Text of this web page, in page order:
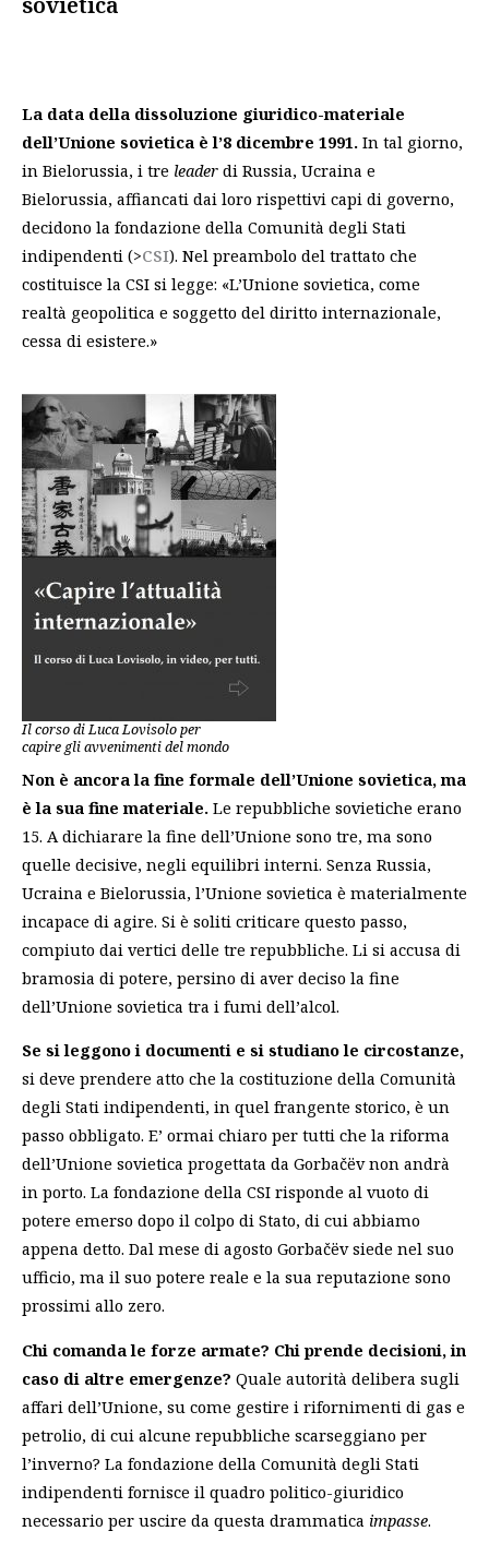
La data della dissoluzione giuridico-materiale
dell’Unione sovietica è l’8 dicembre 1991. In tal giorno,
in Bielorussia, i tre leader di Russia, Ucraina e
Bielorussia, affiancati dai loro rispettivi capi di governo,
decidono la fondazione della Comunità degli Stati
indipendenti (>CSI). Nel preambolo del trattato che
costituisce la CSI si legge: «L’Unione sovietica, come
realtà geopolitica e soggetto del diritto internazionale,
cessa di esistere.»
Il corso di Luca Lovisolo per
capire gli avvenimenti del mondo
Non è ancora la fine formale dell’Unione sovietica, ma
è la sua fine materiale. Le repubbliche sovietiche erano
15. A dichiarare la fine dell’Unione sono tre, ma sono
quelle decisive, negli equilibri interni. Senza Russia,
Ucraina e Bielorussia, l’Unione sovietica è materialmente
incapace di agire. Si è soliti criticare questo passo,
compiuto dai vertici delle tre repubbliche. Li si accusa di
bramosia di potere, persino di aver deciso la fine
dell’Unione sovietica tra i fumi dell’alcol.
Se si leggono i documenti e si studiano le circostanze,
si deve prendere atto che la costituzione della Comunità
degli Stati indipendenti, in quel frangente storico, è un
passo obbligato. E’ ormai chiaro per tutti che la riforma
dell’Unione sovietica progettata da Gorbačëv non andrà
in porto. La fondazione della CSI risponde al vuoto di
potere emerso dopo il colpo di Stato, di cui abbiamo
appena detto. Dal mese di agosto Gorbačëv siede nel suo
ufficio, ma il suo potere reale e la sua reputazione sono
prossimi allo zero.
Chi comanda le forze armate? Chi prende decisioni, in
caso di altre emergenze? Quale autorità delibera sugli
affari dell’Unione, su come gestire i rifornimenti di gas e
petrolio, di cui alcune repubbliche scarseggiano per
l’inverno? La fondazione della Comunità degli Stati
indipendenti fornisce il quadro politico-giuridico
necessario per uscire da questa drammatica impasse.